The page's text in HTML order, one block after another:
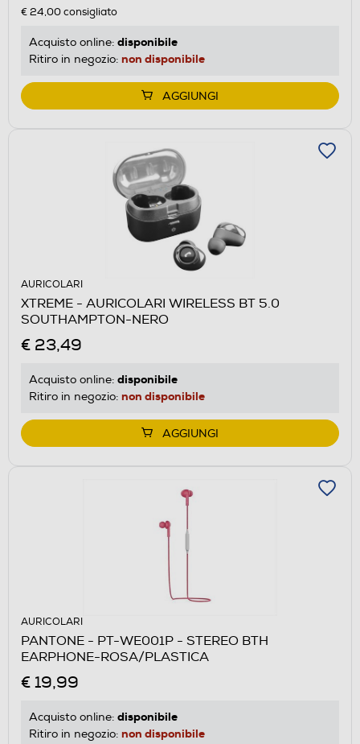
€ 24,00consigliato
Acquisto online: disponibile
Ritiro in negozio: non disponibile
AGGIUNGI
AURICOLARI
XTREME - AURICOLARI WIRELESS BT 5.0
SOUTHAMPTON-NERO
€ 23,49
Acquisto online: disponibile
Ritiro in negozio: non disponibile
AGGIUNGI
AURICOLARI
PANTONE - PT-WE001P - STEREO BTH
EARPHONE-ROSA/PLASTICA
€ 19,99
Acquisto online: disponibile
Ritiro in negozio: non disponibile